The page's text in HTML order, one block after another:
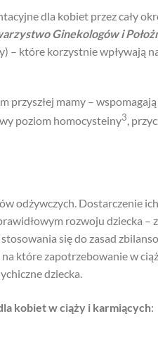
dla kobiet przez cały
Ginekologów i
– które korzystnie wpływają
przyszłej mamy –
poziom homocysteiny3,
odżywczych. Dostarczenie
rozwoju dziecka –
się do zasad
które zapotrzebowanie w
dziecka.
kobiet w ciąży i karmiących: